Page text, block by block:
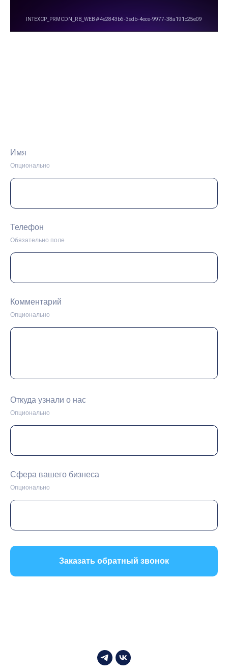
Имя
Опционально
Телефон
Обязательно поле
Комментарий
Опционально
Откуда узнали о нас
Опционально
Сфера вашего бизнеса
Опционально
Заказать обратный звонок